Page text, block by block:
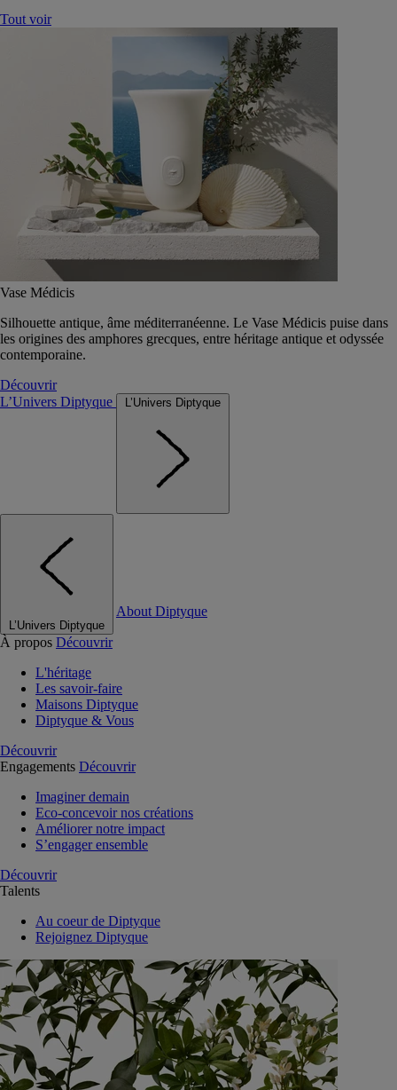
Tout voir
Vase Médicis
Silhouette antique, âme méditerranéenne. Le Vase Médicis puise dans
les origines des amphores grecques, entre héritage antique et odyssée
contemporaine.
Découvrir
L’Univers Diptyque
L’Univers Diptyque
L’Univers Diptyque
About Diptyque
À propos Découvrir
L'héritage
Les savoir-faire
Maisons Diptyque
Diptyque & Vous
Découvrir
Engagements Découvrir
Imaginer demain
Eco-concevoir nos créations
Améliorer notre impact
S’engager ensemble
Découvrir
Talents
Au coeur de Diptyque
Rejoignez Diptyque